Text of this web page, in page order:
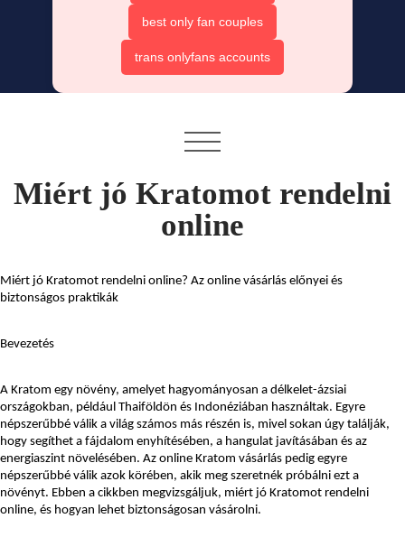
best only fan couples
trans onlyfans accounts
Miért jó Kratomot rendelni
online
Miért jó Kratomot rendelni online? Az online vásárlás előnyei és
biztonságos praktikák
Bevezetés
A Kratom egy növény, amelyet hagyományosan a délkelet-ázsiai
országokban, például Thaiföldön és Indonéziában használtak. Egyre
népszerűbbé válik a világ számos más részén is, mivel sokan úgy találják,
hogy segíthet a fájdalom enyhítésében, a hangulat javításában és az
energiaszint növelésében. Az online Kratom vásárlás pedig egyre
népszerűbbé válik azok körében, akik meg szeretnék próbálni ezt a
növényt. Ebben a cikkben megvizsgáljuk, miért jó Kratomot rendelni
online, és hogyan lehet biztonságosan vásárolni.